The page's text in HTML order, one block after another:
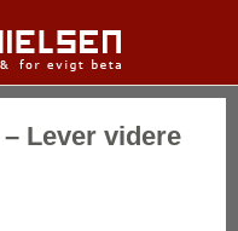
Lever videre